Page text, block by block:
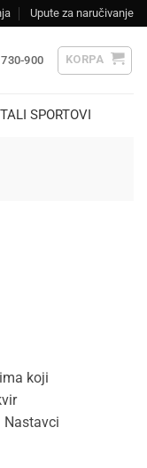
Upute za naručivanje
900 KORPA
SPORTOVI
koji
Nastavci